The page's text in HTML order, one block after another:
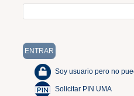
Soy usuario pero no
Solicitar PIN UMA